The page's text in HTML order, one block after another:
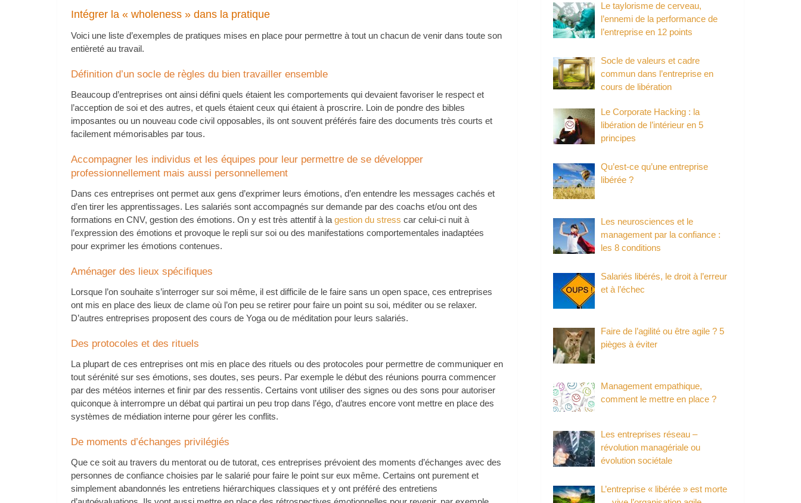
Intégrer la « wholeness » dans la pratique
Voici une liste d’exemples de pratiques mises en place pour permettre à tout un chacun de venir dans toute son
entièreté au travail.
Définition d’un socle de règles du bien travailler ensemble
Beaucoup d’entreprises ont ainsi défini quels étaient les comportements qui devaient favoriser le respect et
l’acception de soi et des autres, et quels étaient ceux qui étaient à proscrire. Loin de pondre des bibles
imposantes ou un nouveau code civil opposables, ils ont souvent préférés faire des documents très courts et
facilement mémorisables par tous.
Accompagner les individus et les équipes pour leur permettre de se développer
professionnellement mais aussi personnellement
Dans ces entreprises ont permet aux gens d’exprimer leurs émotions, d’en entendre les messages cachés et
d’en tirer les apprentissages. Les salariés sont accompagnés sur demande par des coachs et/ou ont des
formations en CNV, gestion des émotions. On y est très attentif à lagestion du stress car celui-ci nuit à
l’expression des émotions et provoque le repli sur soi ou des manifestations comportementales inadaptées
pour exprimer les émotions contenues.
Aménager des lieux spécifiques
Lorsque l’on souhaite s’interroger sur soi même, il est difficile de le faire sans un open space, ces entreprises
ont mis en place des lieux de clame où l’on peu se retirer pour faire un point su soi, méditer ou se relaxer.
D’autres entreprises proposent des cours de Yoga ou de méditation pour leurs salariés.
Des protocoles et des rituels
La plupart de ces entreprises ont mis en place des rituels ou des protocoles pour permettre de communiquer en
tout sérénité sur ses émotions, ses doutes, ses peurs. Par exemple le début des réunions pourra commencer
par des météos internes et finir par des ressentis. Certains vont utiliser des signes ou des sons pour autoriser
quiconque à interrompre un débat qui partirai un peu trop dans l’égo, d’autres encore vont mettre en place des
systèmes de médiation interne pour gérer les conflits.
De moments d’échanges privilégiés
Que ce soit au travers du mentorat ou de tutorat, ces entreprises prévoient des moments d’échanges avec des
personnes de confiance choisies par le salarié pour faire le point sur eux même. Certains ont purement et
simplement abandonnés les entretiens hiérarchiques classiques et y ont préféré des entretiens
Le taylorisme de cerveau,
l’ennemi de la performance de
l’entreprise en 12 points
Socle de valeurs et cadre
commun dans l’entreprise en
cours de libération
Le Corporate Hacking : la
libération de l’intérieur en 5
principes
Qu’est-ce qu’une entreprise
libérée ?
Les neurosciences et le
management par la confiance :
les 8 conditions
Salariés libérés, le droit à l’erreur
et à l’échec
Faire de l’agilité ou être agile ? 5
pièges à éviter
Management empathique,
comment le mettre en place ?
Les entreprises réseau –
révolution managériale ou
évolution sociétale
L’entreprise « libérée » est morte